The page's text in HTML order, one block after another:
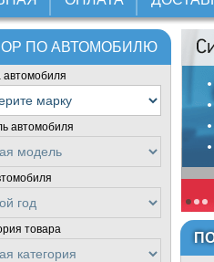
ПО АВТОМОБИЛЮ
автомобиля
автомобиля
товара